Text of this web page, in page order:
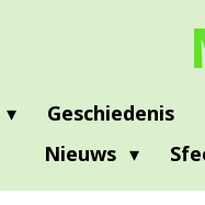
Geschiedenis
Nieuws